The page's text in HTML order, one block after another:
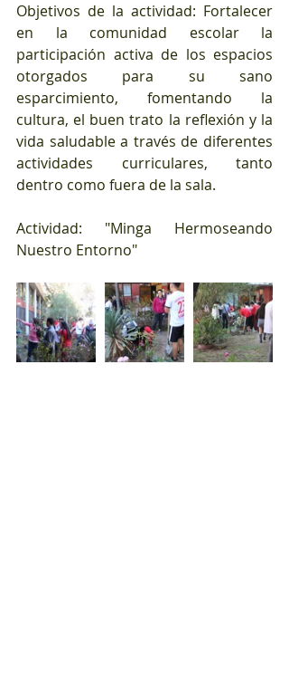
Objetivos de la actividad: Fortalecer
en la comunidad escolar la
participación activa de los espacios
otorgados para su sano
esparcimiento, fomentando la
cultura, el buen trato la reflexión y la
vida saludable a través de diferentes
actividades curriculares, tanto
dentro como fuera de la sala.
Actividad: "Minga Hermoseando
Nuestro Entorno"